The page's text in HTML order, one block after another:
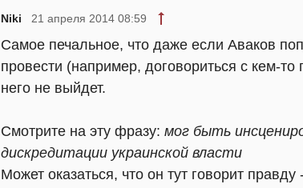
Niki 21 апреля 2014 08:59
Самое печальное, что даже если Аваков
провести (например, договориться с кем-то
него не выйдет.
Смотрите на эту фразу: мог быть
дискредитации украинской власти
Может оказаться, что он тут говорит